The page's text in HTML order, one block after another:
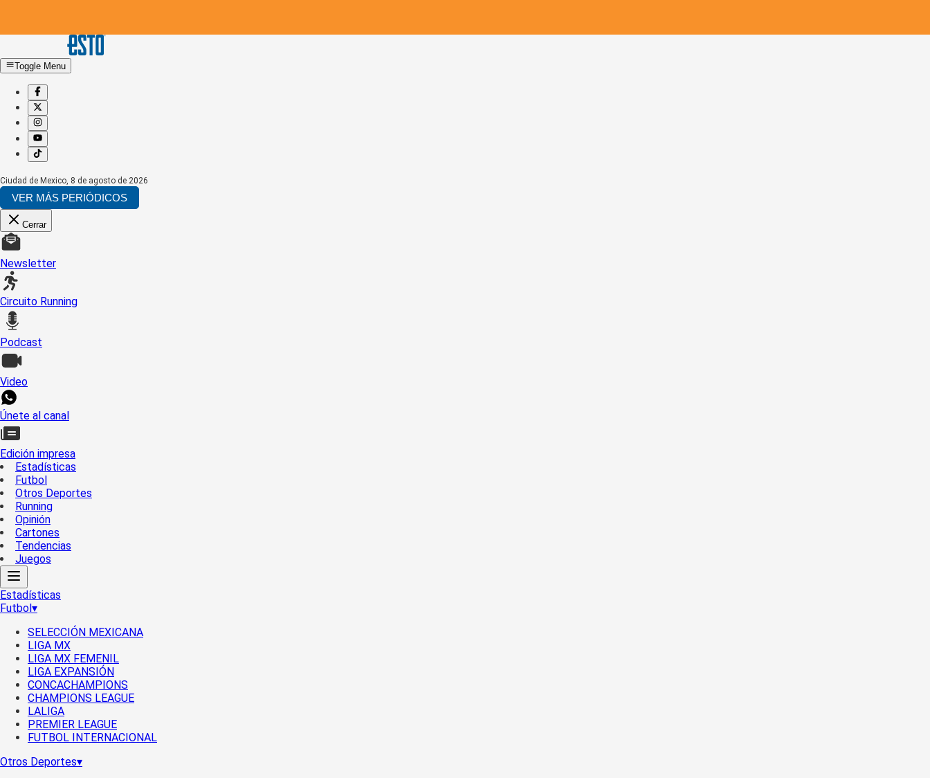
Toggle Menu
Ciudad de Mexico, 8 de agosto de 2026
VER MÁS PERIÓDICOS
Cerrar
Newsletter
Circuito Running
Podcast
Video
Únete al canal
Edición impresa
Estadísticas
Futbol
Otros Deportes
Running
Opinión
Cartones
Tendencias
Juegos
Estadísticas
Futbol▾
SELECCIÓN MEXICANA
LIGA MX
LIGA MX FEMENIL
LIGA EXPANSIÓN
CONCACHAMPIONS
CHAMPIONS LEAGUE
LALIGA
PREMIER LEAGUE
FUTBOL INTERNACIONAL
Otros Deportes▾